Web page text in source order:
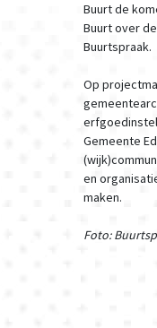
Buurt de
Buurt over
Buurtspraak.
Op
Gemeente
en
maken.
Foto: